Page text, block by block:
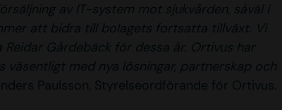
av IT-system mot sjukvården, såväl i
att bidra till bolagets fortsatta tillväxt. Vi
Gårdebäck för dessa år. Ortivus har
väsentligt med nya lösningar, partnerskap och
Paulsson, Styrelseordförande för Ortivus.